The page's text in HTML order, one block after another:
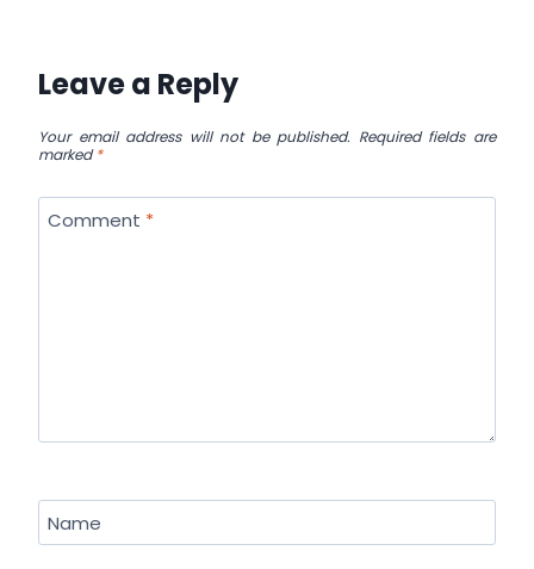
Leave a Reply
Your email address will not be published. Required fields are
marked*
Comment *
Name